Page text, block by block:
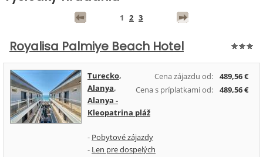
1 2 3
Royalisa Palmiye Beach Hotel
Cena zájazdu od:
489,56 €
Cena s príplatkami od:
489,56 €
Turecko,
Alanya,
Alanya -
Kleopatrina pláž
- Pobytové zájazdy
- Len pre dospelých